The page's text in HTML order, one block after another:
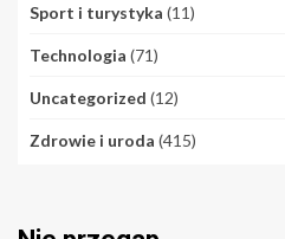
Sport i turystyka (11)
Technologia (71)
Uncategorized (12)
Zdrowie i uroda (415)